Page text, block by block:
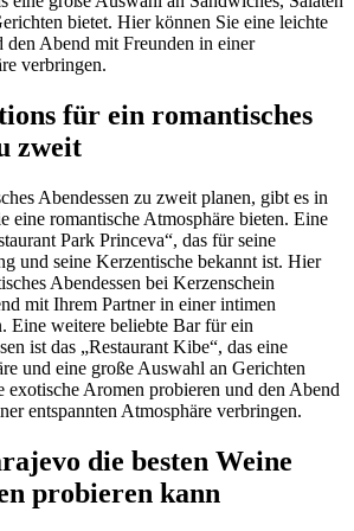
bietet. Hier können Sie eine leichte
den Abend mit Freunden in einer
verbringen.
für ein romantisches
zweit
Abendessen zu zweit planen, gibt es in
eine romantische Atmosphäre bieten. Eine
Park Princeva“, das für seine
und seine Kerzentische bekannt ist. Hier
Abendessen bei Kerzenschein
mit Ihrem Partner in einer intimen
Eine weitere beliebte Bar für ein
ist das „Restaurant Kibe“, das eine
und eine große Auswahl an Gerichten
exotische Aromen probieren und den Abend
entspannten Atmosphäre verbringen.
die besten Weine
probieren kann